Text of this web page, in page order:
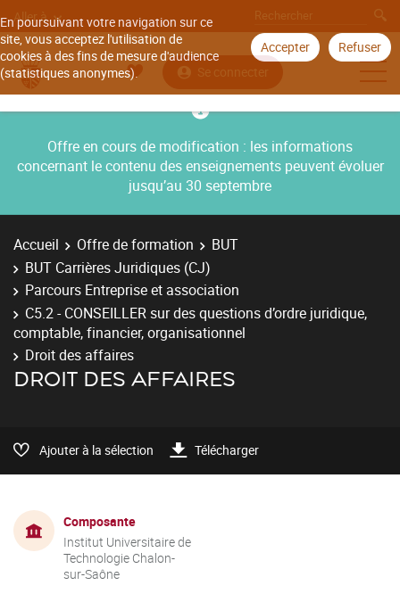
En poursuivant votre navigation sur ce
site, vous acceptez l'utilisation de
cookies à des fins de mesure d'audience
(statistiques anonymes).
Accepter Refuser
Aller à
Se connecter
Offre en cours de modification : les informations
concernant le contenu des enseignements peuvent évoluer
jusqu’au 30 septembre
Accueil Offre de formation
BUT
BUT Carrières Juridiques (CJ)
Parcours Entreprise et association
C5.2 - CONSEILLER sur des questions d’ordre juridique,
comptable, financier, organisationnel
Droit des affaires
DROIT DES AFFAIRES
Ajouter à la sélection Télécharger
Composante
Institut Universitaire de
Technologie Chalon-
sur-Saône